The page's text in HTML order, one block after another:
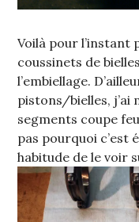
Voilà pour l’instant
coussinets de
l’embiellage.
pistons/bielles, j’ai
segments coupe
pas pourquoi c’est
habitude de le voir